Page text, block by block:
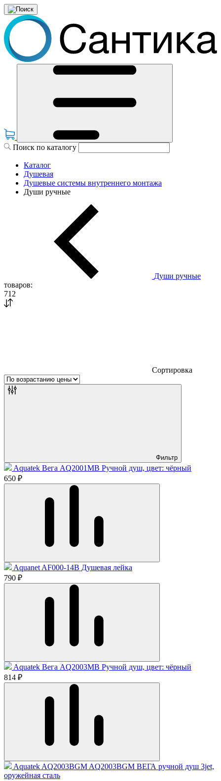
Поиск по каталогу
Каталог
Душевая
Душевые системы внутреннего монтажа
Души ручные
Души ручные
товаров:
712
Сортировка
Фильтр
Aquatek Вега AQ2001MB Ручной душ, цвет: чёрный
650 ₽
Aquanet AF000-14B Душевая лейка
790 ₽
Aquatek Вега AQ2003MB Ручной душ, цвет: чёрный
814 ₽
Aquatek AQ2003BGM AQ2003BGM ВЕГА ручной душ 3jet,
оружейная сталь